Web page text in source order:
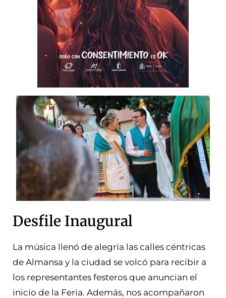
Desfile Inaugural
La música llenó de alegría las calles céntricas
de Almansa y la ciudad se volcó para recibir a
los representantes festeros que anuncian el
inicio de la Feria. Además, nos acompañaron